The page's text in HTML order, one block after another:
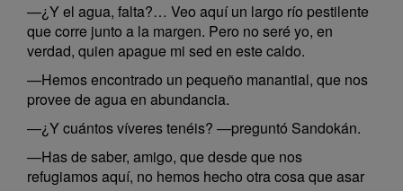
—¿Y el agua, falta?… Veo aquí un largo río pestilente
que corre junto a la margen. Pero no seré yo, en
verdad, quien apague mi sed en este caldo.
—Hemos encontrado un pequeño manantial, que nos
provee de agua en abundancia.
—¿Y cuántos víveres tenéis? —preguntó Sandokán.
—Has de saber, amigo, que desde que nos
refugiamos aquí, no hemos hecho otra cosa que asar